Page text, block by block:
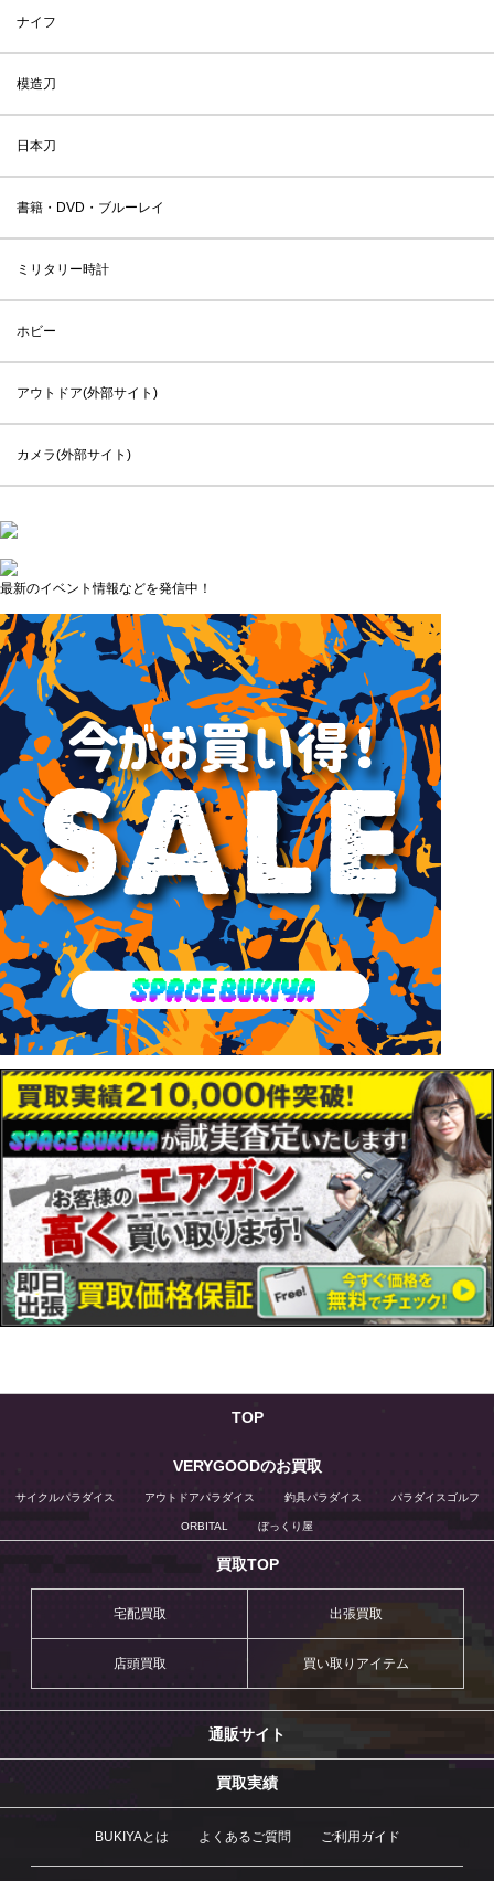
ナイフ
模造刀
日本刀
書籍・DVD・ブルーレイ
ミリタリー時計
ホビー
アウトドア(外部サイト)
カメラ(外部サイト)
最新のイベント情報などを発信中！
TOP
VERYGOODのお買取
サイクルパラダイス アウトドアパラダイス 釣具パラダイス パラダイスゴルフ
ORBITAL ぼっくり屋
買取TOP
宅配買取 出張買取
店頭買取 買い取りアイテム
通販サイト
買取実績
BUKIYAとは よくあるご質問 ご利用ガイド